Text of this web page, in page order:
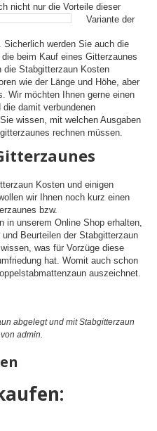
nicht nur die Vorteile dieser
Variante der
werden Sie auch die
beim Kauf eines Gitterzaunes
die Stabgitterzaun Kosten
wie der Länge und Höhe, aber
Wir möchten Ihnen gerne einen
damit verbundenen
wissen, mit welchen Ausgaben
rechnen müssen.
Kosten und einigen
wir Ihnen noch kurz einen
bzw.
in unserem Online Shop erhalten,
Beurteilen der Stabgitterzaun
was für Vorzüge diese
hat. Womit auch schon
auszeichnet.
abgelegt und mitStabgitterzaun
von admin.